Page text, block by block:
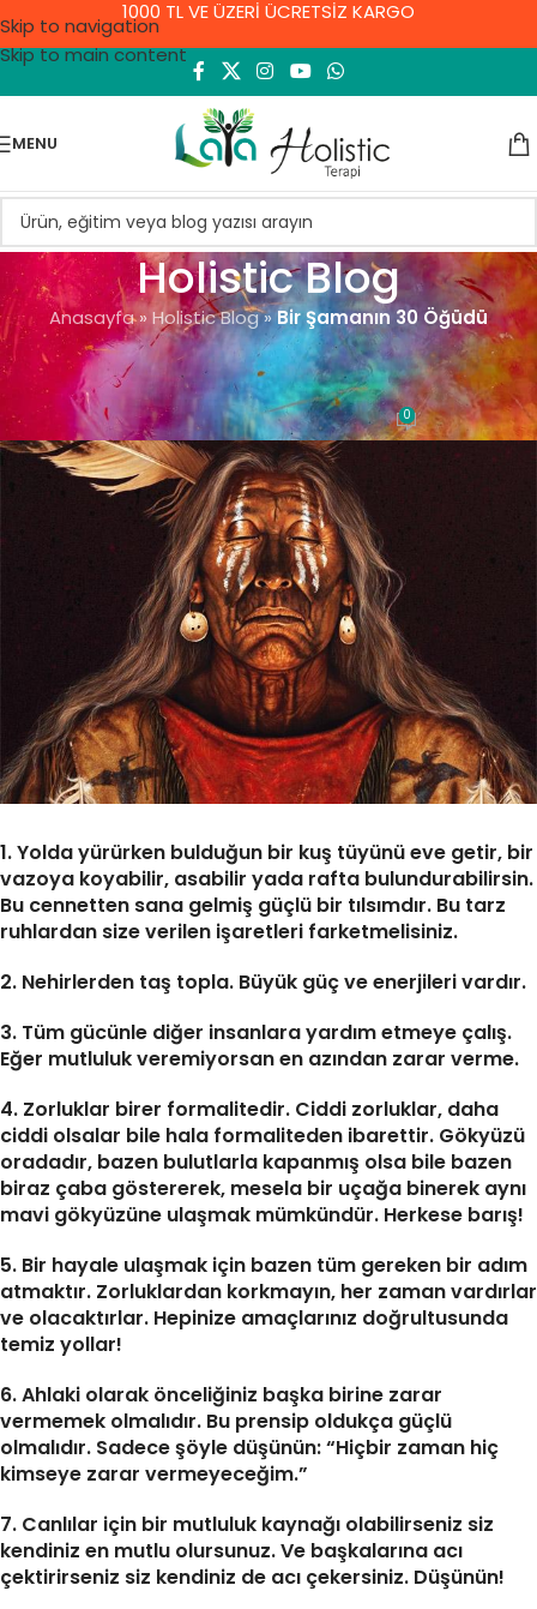
Skip to navigation
Skip to main content
1000 TL VE ÜZERİ ÜCRETSİZ KARGO
MENU
Holistic Blog
Anasayfa» Holistic Blog»Bir Şamanın 30 Öğüdü
GENEL
Bir Şamanın 30 Öğüdü
Demet YıldırımOn 8 Eylül 2021 0
1. Yolda yürürken bulduğun bir kuş tüyünü eve getir, bir
vazoya koyabilir, asabilir yada rafta bulundurabilirsin.
Bu cennetten sana gelmiş güçlü bir tılsımdır. Bu tarz
ruhlardan size verilen işaretleri farketmelisiniz.
2. Nehirlerden taş topla. Büyük güç ve enerjileri vardır.
3. Tüm gücünle diğer insanlara yardım etmeye çalış.
Eğer mutluluk veremiyorsan en azından zarar verme.
4. Zorluklar birer formalitedir. Ciddi zorluklar, daha
ciddi olsalar bile hala formaliteden ibarettir. Gökyüzü
oradadır, bazen bulutlarla kapanmış olsa bile bazen
biraz çaba göstererek, mesela bir uçağa binerek aynı
mavi gökyüzüne ulaşmak mümkündür. Herkese barış!
5. Bir hayale ulaşmak için bazen tüm gereken bir adım
atmaktır. Zorluklardan korkmayın, her zaman vardırlar
ve olacaktırlar. Hepinize amaçlarınız doğrultusunda
temiz yollar!
6. Ahlaki olarak önceliğiniz başka birine zarar
vermemek olmalıdır. Bu prensip oldukça güçlü
olmalıdır. Sadece şöyle düşünün: “Hiçbir zaman hiç
kimseye zarar vermeyeceğim.”
7. Canlılar için bir mutluluk kaynağı olabilirseniz siz
kendiniz en mutlu olursunuz. Ve başkalarına acı
çektirirseniz siz kendiniz de acı çekersiniz. Düşünün!